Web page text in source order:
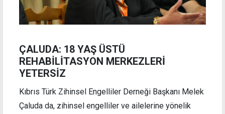
ÇALUDA: 18 YAŞ ÜSTÜ
REHABİLİTASYON MERKEZLERİ
YETERSİZ
Kıbrıs Türk Zihinsel Engelliler Derneği Başkanı Melek
Çaluda da, zihinsel engelliler ve ailelerine yönelik